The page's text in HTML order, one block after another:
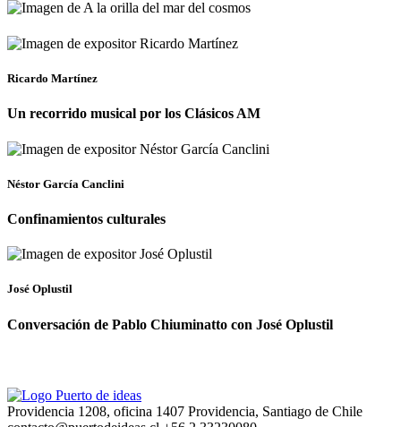
Ricardo Martínez
Un recorrido musical por los Clásicos AM
Néstor García Canclini
Confinamientos culturales
José Oplustil
Conversación de Pablo Chiuminatto con José Oplustil
Providencia 1208, oficina 1407 Providencia, Santiago de Chile